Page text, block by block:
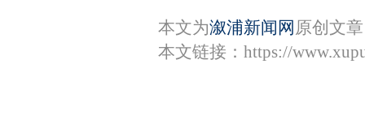
本文为溆浦新闻网 原创文
本文链接： https://